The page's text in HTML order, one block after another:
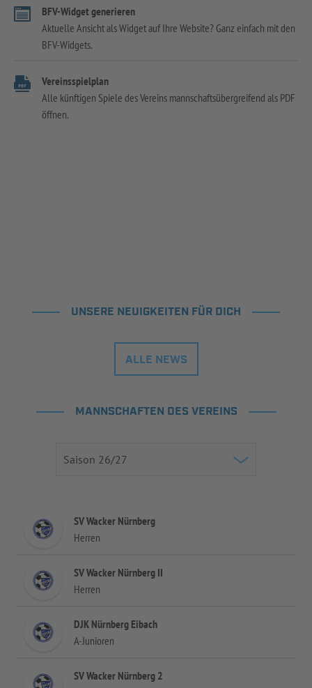
BFV-Widget generieren
Aktuelle Ansicht als Widget auf Ihre Website? Ganz einfach mit den
BFV-Widgets.
Vereinsspielplan
Alle künftigen Spiele des Vereins mannschaftsübergreifend als PDF
öffnen.
UNSERE NEUIGKEITEN FÜR DICH
ALLE NEWS
MANNSCHAFTEN DES VEREINS
SV Wacker Nürnberg
Herren
SV Wacker Nürnberg II
Herren
DJK Nürnberg Eibach
A-Junioren
SV Wacker Nürnberg 2